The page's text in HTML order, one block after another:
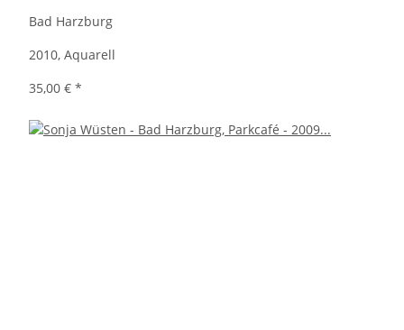
Bad Harzburg
2010, Aquarell
35,00 € *